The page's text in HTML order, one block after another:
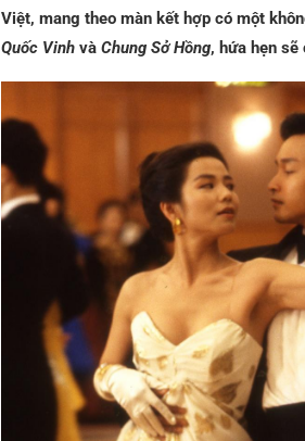
Việt, mang theo màn kết hợp có một
Quốc Vinhvà Chung Sở Hồng, hứa hẹn sẽ